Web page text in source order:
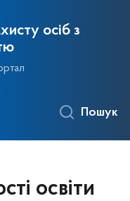
осіб з
Пошук
освіти